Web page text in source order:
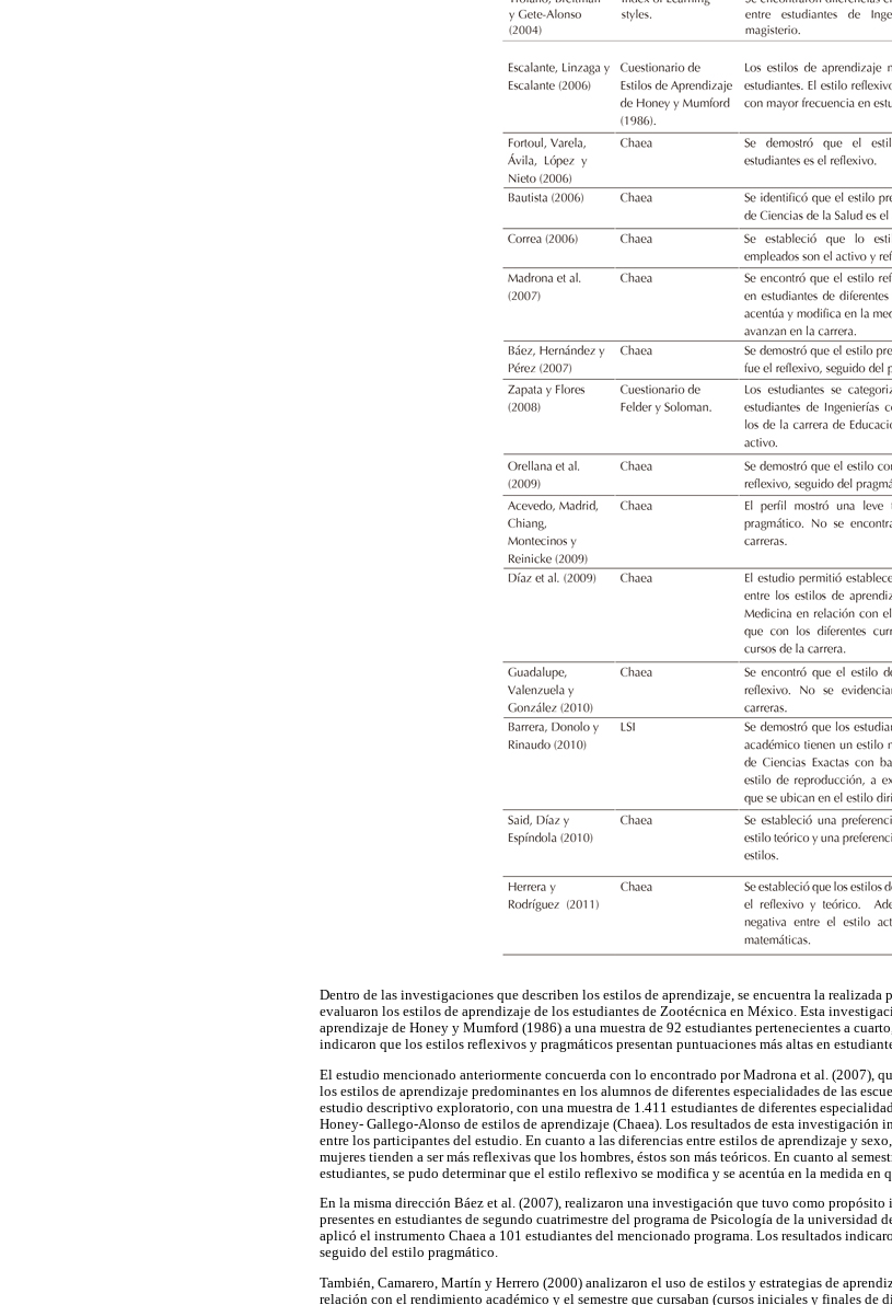
Dentro de las investigaciones que describen los estilos de aprendizaje, se encuentra la realizada
evaluaron los estilos de aprendizaje de los estudiantes de Zootécnica en México. Esta
aprendizaje de Honey y Mumford (1986) a una muestra de 92 estudiantes pertenecientes a
indicaron que los estilos reflexivos y pragmáticos presentan puntuaciones más altas en
El estudio mencionado anteriormente concuerda con lo encontrado por Madrona et al. (2007),
los estilos de aprendizaje predominantes en los alumnos de diferentes especialidades de las
estudio descriptivo exploratorio, con una muestra de 1.411 estudiantes de diferentes
Honey- Gallego-Alonso de estilos de aprendizaje (Chaea). Los resultados de esta
entre los participantes del estudio. En cuanto a las diferencias entre estilos de aprendizaje y
mujeres tienden a ser más reflexivas que los hombres, éstos son más teóricos. En cuanto al
estudiantes, se pudo determinar que el estilo reflexivo se modifica y se acentúa en la medida en
En la misma dirección Báez et al. (2007), realizaron una investigación que tuvo como
presentes en estudiantes de segundo cuatrimestre del programa de Psicología de la universidad
aplicó el instrumento Chaea a 101 estudiantes del mencionado programa. Los resultados
seguido del estilo pragmático.
También, Camarero, Martín y Herrero (2000) analizaron el uso de estilos y estrategias de
relación con el rendimiento académico y el semestre que cursaban (cursos iniciales y finales de